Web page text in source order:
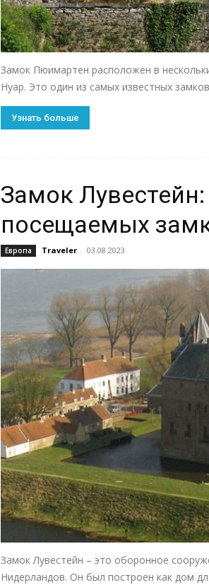
Замок Пюимартен расположен в
Нуар. Это один из самых известных
Узнать больше
Замок
посещаемых
Европа Traveler - 03.08.2023
Замок Лувестейн – это оборонное
Нидерландов. Он был построен как дом